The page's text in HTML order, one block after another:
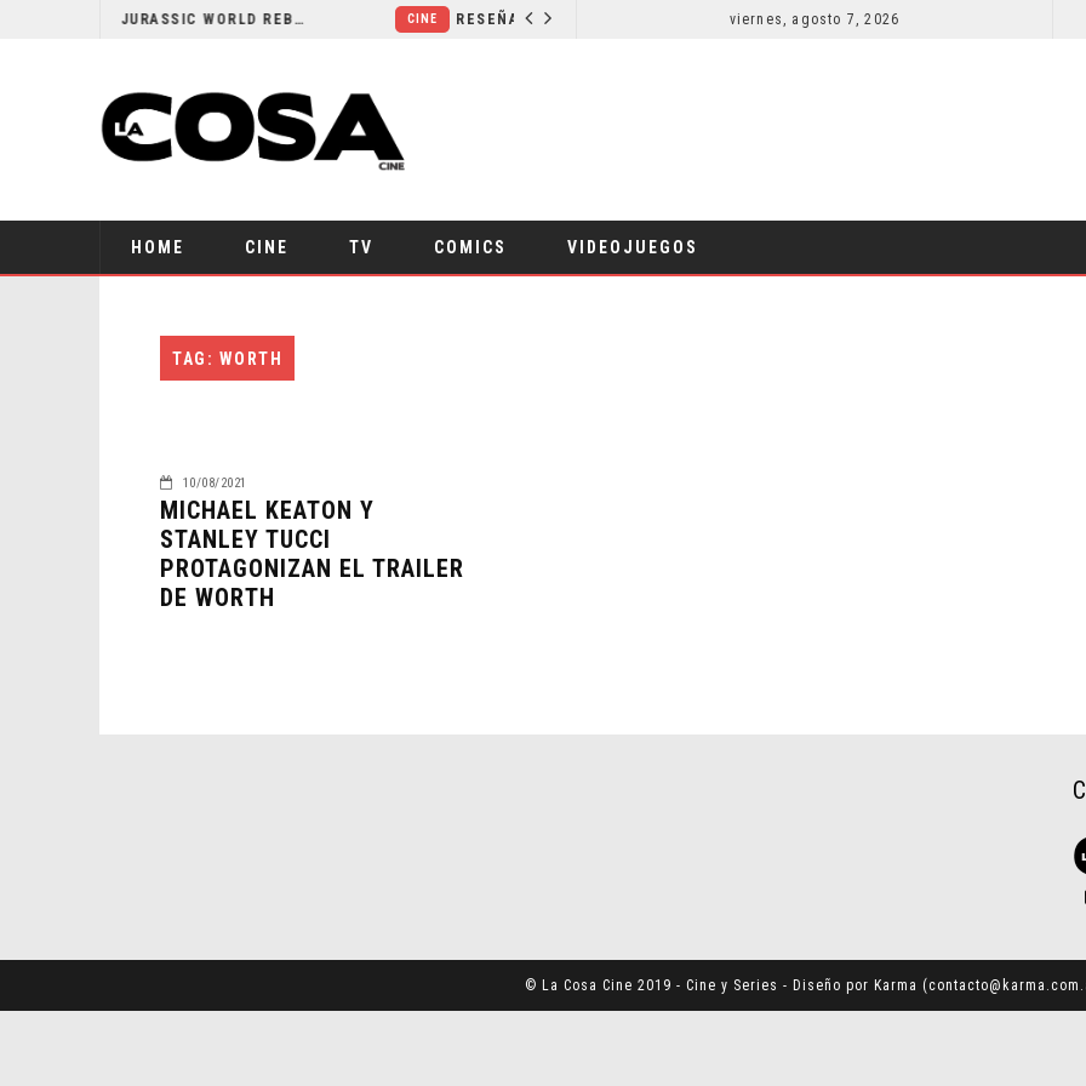
SECUELA DE JURASSIC WORLD REBIRTH PIERDE DIRECTOR CINE
viernes, agosto 7, 2026
HOME CINE TV COMICS VIDEOJUEGOS
TAG: WORTH
10/08/2021
MICHAEL KEATON Y
STANLEY TUCCI
PROTAGONIZAN EL TRAILER
DE WORTH
© La Cosa Cine 2019 - Cine y Series - Diseño por Karma (